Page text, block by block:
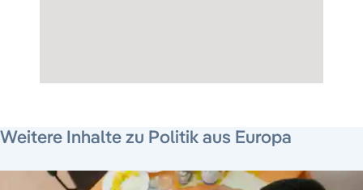
Weitere Inhalte zu Politik aus Europa
5. August 2026
3. August 2026
31. Juli 2026